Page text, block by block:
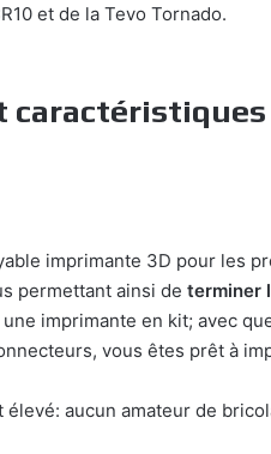
et de la Tevo Tornado.
imprimante 3D pour les
permettant ainsi de terminer
une imprimante en kit; avec
vous êtes prêt à
aucun amateur de